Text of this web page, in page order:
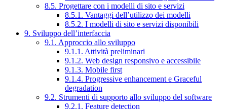
8.5. Progettare con i modelli di sito e servizi
8.5.1. Vantaggi dell’utilizzo dei modelli
8.5.2. I modelli di sito e servizi disponibili
9. Sviluppo dell’interfaccia
9.1. Approccio allo sviluppo
9.1.1. Attività preliminari
9.1.2. Web design responsivo e accessibile
9.1.3. Mobile first
9.1.4. Progressive enhancement e Graceful
degradation
9.2. Strumenti di supporto allo sviluppo del software
9.2.1. Feature detection